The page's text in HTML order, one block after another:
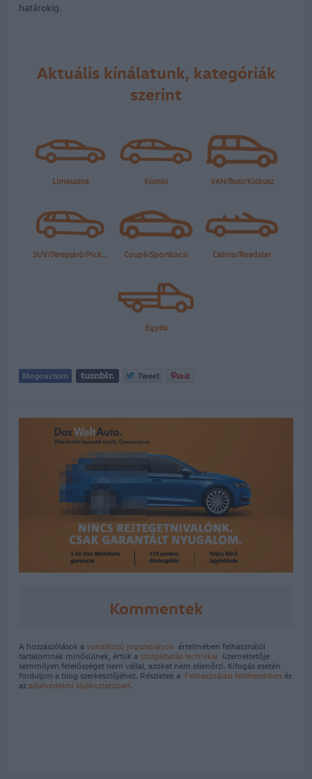
határokig.
Aktuális kínálatunk, kategóriák
szerint
Kommentek
A hozzászólások avonatkozó jogszabályok értelmében felhasználói
tartalomnak minősülnek, értük a szolgáltatás technikai üzemeltetője
semmilyen felelősséget nem vállal, azokat nem ellenőrzi. Kifogás esetén
forduljon a blog szerkesztőjéhez. Részletek a Felhasználási feltételekben és
azadatvédelmi tájékoztatóban.